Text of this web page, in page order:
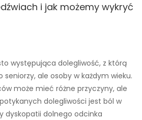
i jak możemy wykryć
występująca dolegliwość, z którą
seniorzy, ale osoby w każdym wieku.
może mieć różne przyczyny, ale
dolegliwości jest ból w
dyskopatii dolnego odcinka